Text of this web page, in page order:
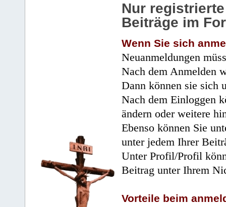
Nur
Beiträge im
Wenn Sie sich
Neuanmeldungen
Nach dem Anmelden
Dann können sie sich
Nach dem Einloggen
ändern oder weitere
Ebenso können Sie
unter jedem Ihrer
Unter Profil/Profil
Beitrag unter Ihrem
Vorteile beim